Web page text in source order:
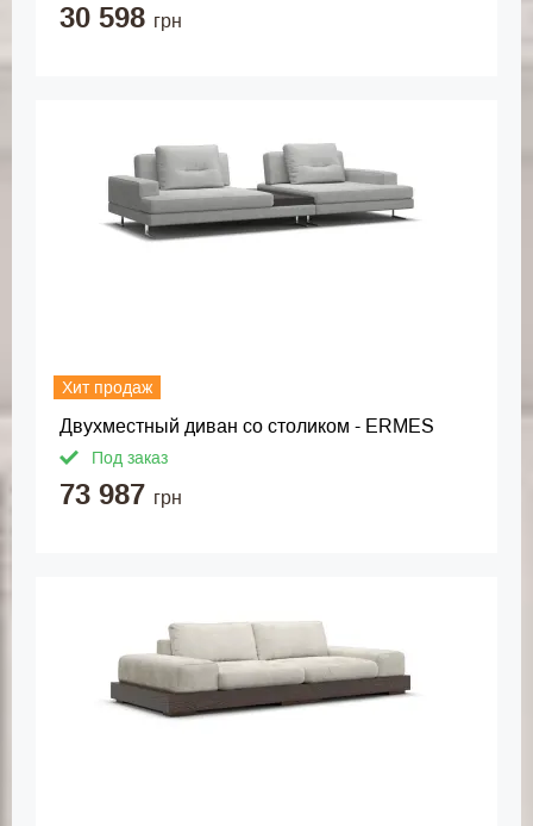
30 598 грн
Хит продаж
Двухместный диван со столиком - ERMES
Под заказ
73 987 грн